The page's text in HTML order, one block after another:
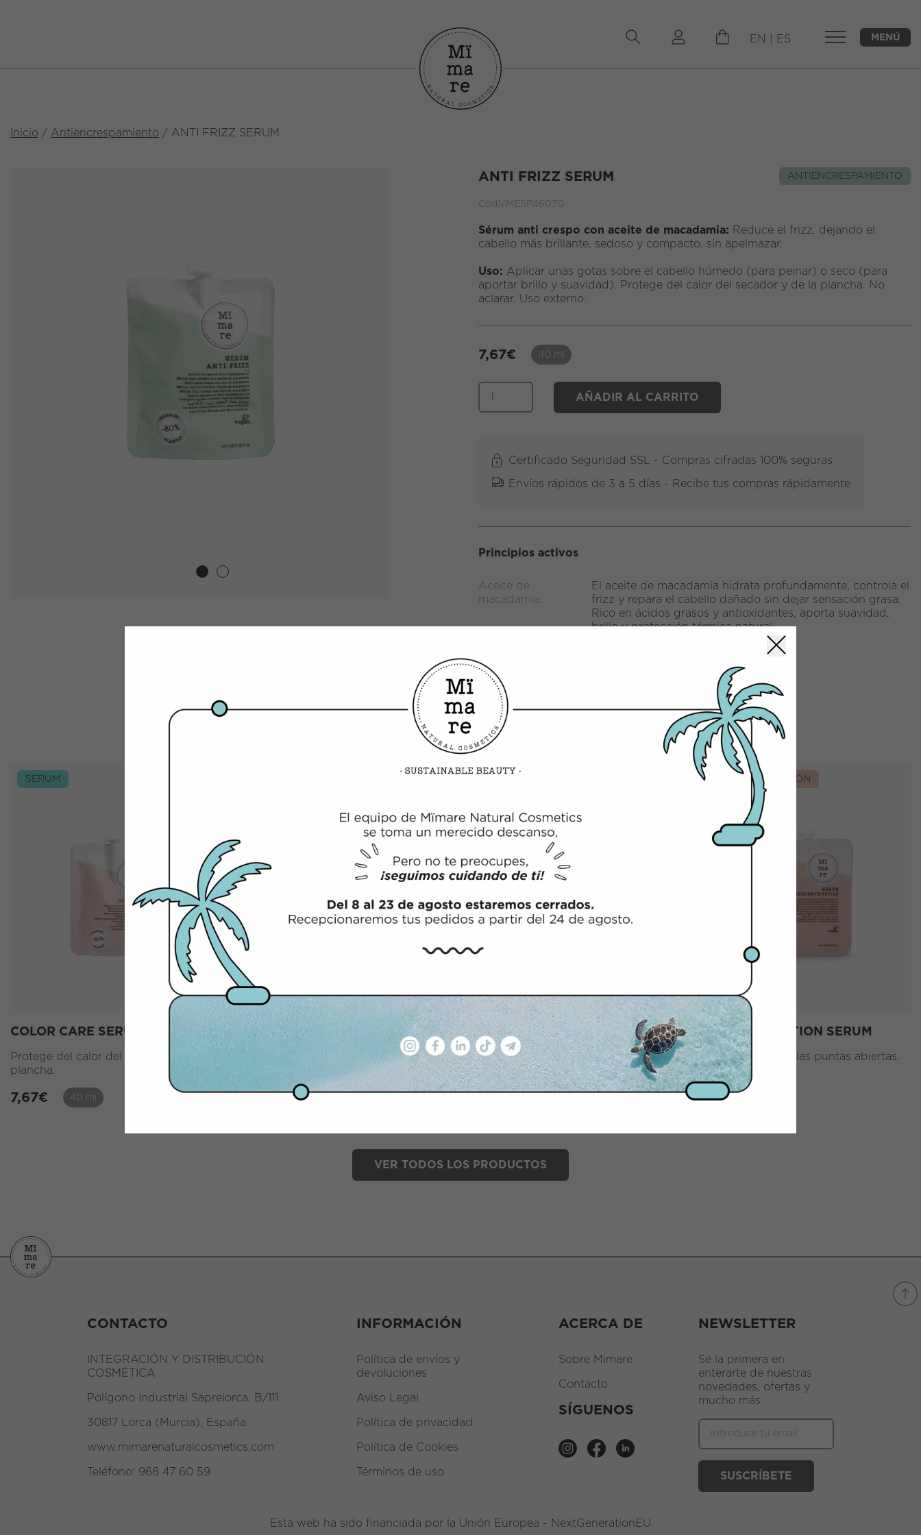
MENÚ
EN ES
Inicio / Antiencrespamiento / ANTI FRIZZ SERUM
ANTIENCRESPAMIENTO
ANTI FRIZZ SERUM
Cod.VMESP46070
Sérum anti crespo con aceite de macadamia: Reduce el frizz, dejando el
cabello más brillante, sedoso y compacto, sin apelmazar.
Uso: Aplicar unas gotas sobre el cabello húmedo (para peinar) o seco (para
aportar brillo y suavidad). Protege del calor del secador y de la plancha. No
aclarar. Uso externo.
7,67€ 40 ml
AÑADIR AL CARRITO
Certificado Seguridad SSL - Compras cifradas 100% seguras
Envíos rápidos de 3 a 5 días - Recibe tus compras rápidamente
Principios activos
Aceite de
macadamia.
El aceite de macadamia hidrata profundamente, controla el
frizz y repara el cabello dañado sin dejar sensación grasa.
Rico en ácidos grasos y antioxidantes, aporta suavidad,
brillo y protección térmica natural.
PRODUCTOS RELACIONADOS
SÉRUM
COLOR CARE SERUM
Protege del calor del secador y de la
plancha.
7,67€ 40 ml
SHAMPOO ANTI-FRIZZ
Con aceite de macadamia
7,66 200 ml 480 ml
MASK ANTI-FRIZZ
Con aceite de macadamia
7,66€ 200 ml 480 ml
RECONSTRUCCIÓN
RECONSTRUCTION SERUM
Ayuda a prevenir las puntas abiertas.
7,67€
VER TODOS LOS PRODUCTOS
CONTACTO
INTEGRACIÓN Y DISTRIBUCIÓN
COSMÉTICA
Polígono Industrial Saprelorca, B/111
30817 Lorca (Murcia), España
www.mimarenaturalcosmetics.com
Teléfono: 968 47 60 59
INFORMACIÓN
Política de envíos y
devoluciones
Aviso Legal
Política de privacidad
Política de Cookies
Términos de uso
ACERCA DE
Sobre Mimare
Contacto
SÍGUENOS
NEWSLETTER
Sé la primera en
enterarte de nuestras
novedades, ofertas y
mucho más
Esta web ha sido financiada por la Unión Europea - NextGenerationEU